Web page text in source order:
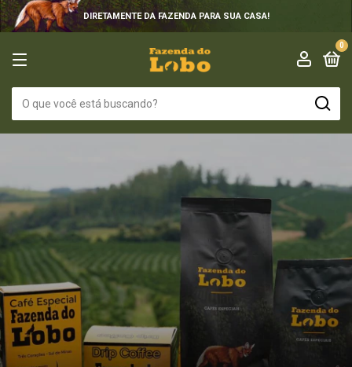
DIRETAMENTE DA FAZENDA PARA SUA CASA!
0